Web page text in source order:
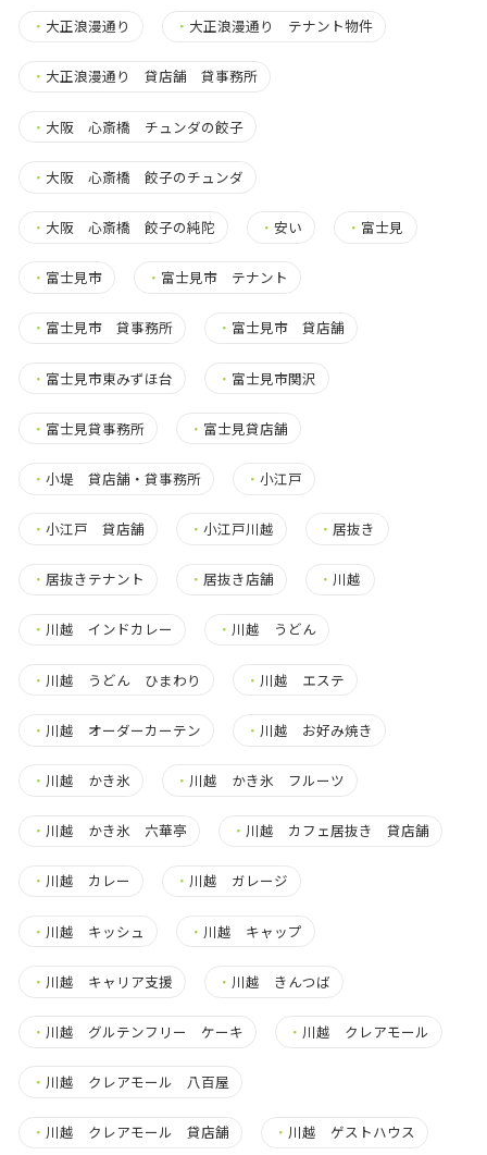
・ 大正浪漫通り ・ 大正浪漫通り テナント物件
・ 大正浪漫通り 貸店舗 貸事務所
・ 大阪 心斎橋 チュンダの餃子
・ 大阪 心斎橋 餃子のチュンダ
・ 大阪 心斎橋 餃子の純陀 ・安い ・ 富士見
・ 富士見市 ・ 富士見市 テナント
・ 富士見市 貸事務所 ・ 富士見市 貸店舗
・ 富士見市東みずほ台 ・ 富士見市関沢
・ 富士見貸事務所 ・ 富士見貸店舗
・ 小堤 貸店舗・貸事務所 ・小江戸
・ 小江戸 貸店舗 ・小江戸川越 ・居抜き
・ 居抜きテナント ・居抜き店舗 ・ 川越
・ 川越 インドカレー ・ 川越 うどん
・ 川越 うどん ひまわり ・ 川越 エステ
・ 川越 オーダーカーテン ・ 川越 お好み焼き
・ 川越 かき氷 ・ 川越 かき氷 フルーツ
・ 川越 かき氷 六華亭 ・ 川越 カフェ居抜き 貸店舗
・ 川越 カレー ・ 川越 ガレージ
・ 川越 キッシュ ・ 川越 キャップ
・ 川越 キャリア支援 ・ 川越 きんつば
・ 川越 グルテンフリー ケーキ ・ 川越 クレアモール
・ 川越 クレアモール 八百屋
・ 川越 クレアモール 貸店舗 ・ 川越 ゲストハウス